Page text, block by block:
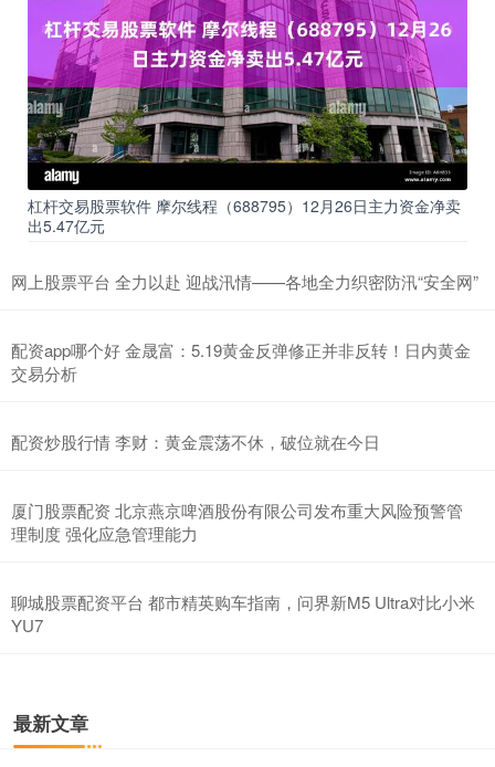
杠杆交易股票软件 摩尔线程（688795）12月26日主力资金净卖
出5.47亿元
网上股票平台 全力以赴 迎战汛情——各地全力织密防汛“安全网”
配资app哪个好 金晟富：5.19黄金反弹修正并非反转！日内黄金
交易分析
配资炒股行情 李财：黄金震荡不休，破位就在今日
厦门股票配资 北京燕京啤酒股份有限公司发布重大风险预警管
理制度 强化应急管理能力
聊城股票配资平台 都市精英购车指南，问界新M5 Ultra对比小米
YU7
最新文章